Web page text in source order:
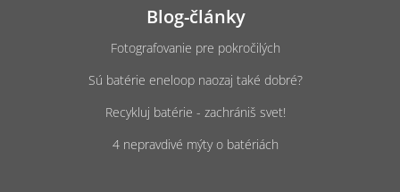
Blog-články
Fotografovanie pre pokročilých
Sú batérie eneloop naozaj také dobré?
Recykluj batérie - zachrániš svet!
4 nepravdivé mýty o batériách